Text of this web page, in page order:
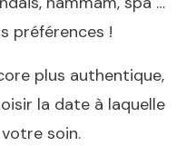
préférences !
plus authentique,
la date à laquelle
soin.